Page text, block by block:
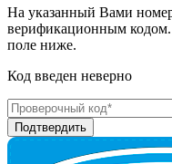
На указанный Вами
верификационным кодом.
поле ниже.
Код введен неверно